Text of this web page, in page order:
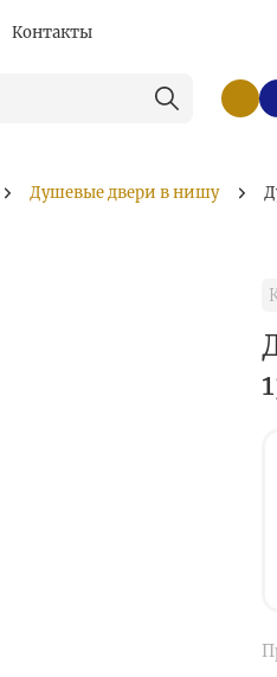
Контакты
Душевые двери в нишу